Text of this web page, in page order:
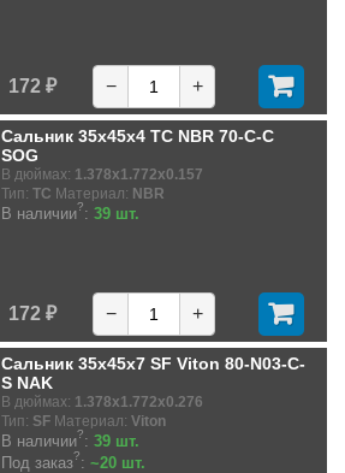
172 ₽ − +
Сальник 35x45x4 TC NBR 70-C-C
SOG
В дюймах: 1.378x1.772x0.157
Тип: TC Материал: NBR
В наличии?: 39 шт.
172 ₽ − +
Сальник 35x45x7 SF Viton 80-N03-C-
S NAK
В дюймах: 1.378x1.772x0.276
Тип: SF Материал: Viton
В наличии?: 39 шт.
Под заказ?: ~20 шт.